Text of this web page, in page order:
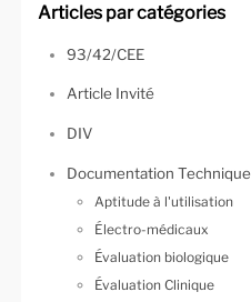
Articles par catégories
93/42/CEE
Article Invité
DIV
Documentation Technique
Aptitude à l'utilisation
Électro-médicaux
Évaluation biologique
Évaluation Clinique